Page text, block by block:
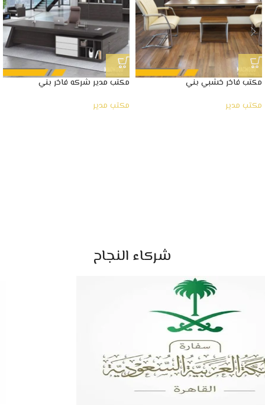
مكتب فاخر خشبي بني
مكتب مدير
مكتب مدير شركه فاخر بني
مكتب مدير
شركاء النجاح